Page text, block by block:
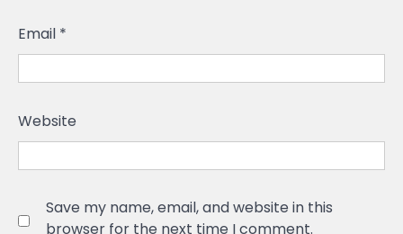
Email *
Website
Save my name, email, and website in this
browser for the next time I comment.